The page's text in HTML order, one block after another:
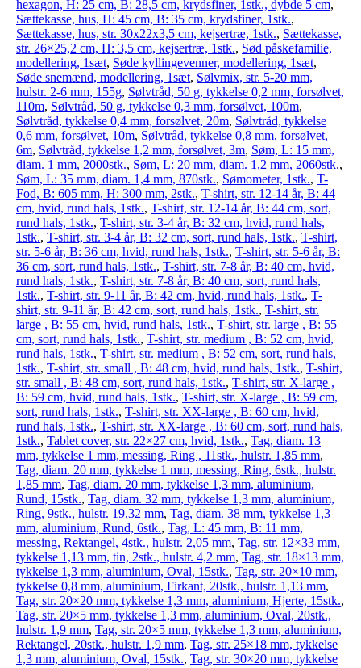
hexagon, H: 25 cm, B: 28,5 cm, krydsfiner, 1stk., dybde 5 cm,
Sættekasse, hus, H: 45 cm, B: 35 cm, krydsfiner, 1stk.,
Sættekasse, hus, str. 30x22x3,5 cm, kejsertræ, 1stk., Sættekasse,
str. 26×25,2 cm, H: 3,5 cm, kejsertræ, 1stk., Sød påskefamilie,
modellering, 1sæt, Søde kyllingevenner, modellering, 1sæt,
Søde snemænd, modellering, 1sæt, Sølvmix, str. 5-20 mm,
hulstr. 2-6 mm, 155g, Sølvtråd, 50 g, tykkelse 0,2 mm, forsølvet,
110m, Sølvtråd, 50 g, tykkelse 0,3 mm, forsølvet, 100m,
Sølvtråd, tykkelse 0,4 mm, forsølvet, 20m, Sølvtråd, tykkelse
0,6 mm, forsølvet, 10m, Sølvtråd, tykkelse 0,8 mm, forsølvet,
6m, Sølvtråd, tykkelse 1,2 mm, forsølvet, 3m, Søm, L: 15 mm,
diam. 1 mm, 2000stk., Søm, L: 20 mm, diam. 1,2 mm, 2060stk.,
Søm, L: 35 mm, diam. 1,4 mm, 870stk., Sømometer, 1stk., T-
Fod, B: 605 mm, H: 300 mm, 2stk., T-shirt, str. 12-14 år, B: 44
cm, hvid, rund hals, 1stk., T-shirt, str. 12-14 år, B: 44 cm, sort,
rund hals, 1stk., T-shirt, str. 3-4 år, B: 32 cm, hvid, rund hals,
1stk., T-shirt, str. 3-4 år, B: 32 cm, sort, rund hals, 1stk., T-shirt,
str. 5-6 år, B: 36 cm, hvid, rund hals, 1stk., T-shirt, str. 5-6 år, B:
36 cm, sort, rund hals, 1stk., T-shirt, str. 7-8 år, B: 40 cm, hvid,
rund hals, 1stk., T-shirt, str. 7-8 år, B: 40 cm, sort, rund hals,
1stk., T-shirt, str. 9-11 år, B: 42 cm, hvid, rund hals, 1stk., T-
shirt, str. 9-11 år, B: 42 cm, sort, rund hals, 1stk., T-shirt, str.
large , B: 55 cm, hvid, rund hals, 1stk., T-shirt, str. large , B: 55
cm, sort, rund hals, 1stk., T-shirt, str. medium , B: 52 cm, hvid,
rund hals, 1stk., T-shirt, str. medium , B: 52 cm, sort, rund hals,
1stk., T-shirt, str. small , B: 48 cm, hvid, rund hals, 1stk., T-shirt,
str. small , B: 48 cm, sort, rund hals, 1stk., T-shirt, str. X-large ,
B: 59 cm, hvid, rund hals, 1stk., T-shirt, str. X-large , B: 59 cm,
sort, rund hals, 1stk., T-shirt, str. XX-large , B: 60 cm, hvid,
rund hals, 1stk., T-shirt, str. XX-large , B: 60 cm, sort, rund hals,
1stk., Tablet cover, str. 22×27 cm, hvid, 1stk., Tag, diam. 13
mm, tykkelse 1 mm, messing, Ring , 11stk., hulstr. 1,85 mm,
Tag, diam. 20 mm, tykkelse 1 mm, messing, Ring, 6stk., hulstr.
1,85 mm, Tag, diam. 20 mm, tykkelse 1,3 mm, aluminium,
Rund, 15stk., Tag, diam. 32 mm, tykkelse 1,3 mm, aluminium,
Ring, 9stk., hulstr. 19,32 mm, Tag, diam. 38 mm, tykkelse 1,3
mm, aluminium, Rund, 6stk., Tag, L: 45 mm, B: 11 mm,
messing, Rektangel, 4stk., hulstr. 2,05 mm, Tag, str. 12×33 mm,
tykkelse 1,13 mm, tin, 2stk., hulstr. 4,2 mm, Tag, str. 18×13 mm,
tykkelse 1,3 mm, aluminium, Oval, 15stk., Tag, str. 20×10 mm,
tykkelse 0,8 mm, aluminium, Firkant, 20stk., hulstr. 1,13 mm,
Tag, str. 20×20 mm, tykkelse 1,3 mm, aluminium, Hjerte, 15stk.,
Tag, str. 20×5 mm, tykkelse 1,3 mm, aluminium, Oval, 20stk.,
hulstr. 1,9 mm, Tag, str. 20×5 mm, tykkelse 1,3 mm, aluminium,
Rektangel, 20stk., hulstr. 1,9 mm, Tag, str. 25×18 mm, tykkelse
1,3 mm, aluminium, Oval, 15stk., Tag, str. 30×20 mm, tykkelse